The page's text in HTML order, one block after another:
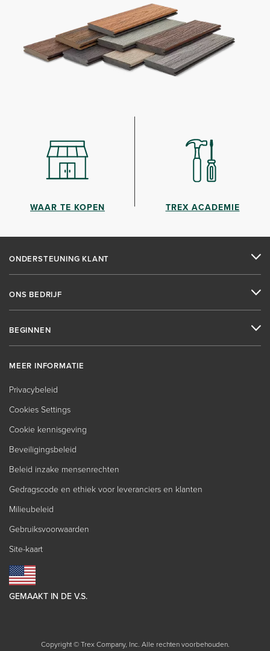
WAAR TE KOPEN TREX ACADEMIE
ONDERSTEUNING KLANT
ONS BEDRIJF
BEGINNEN
MEER INFORMATIE
Privacybeleid
Cookies Settings
Cookie kennisgeving
Beveiligingsbeleid
Beleid inzake mensenrechten
Gedragscode en ethiek voor leveranciers en klanten
Milieubeleid
Gebruiksvoorwaarden
Site-kaart
GEMAAKT IN DE V.S.
Copyright © Trex Company, Inc. Alle rechten voorbehouden.